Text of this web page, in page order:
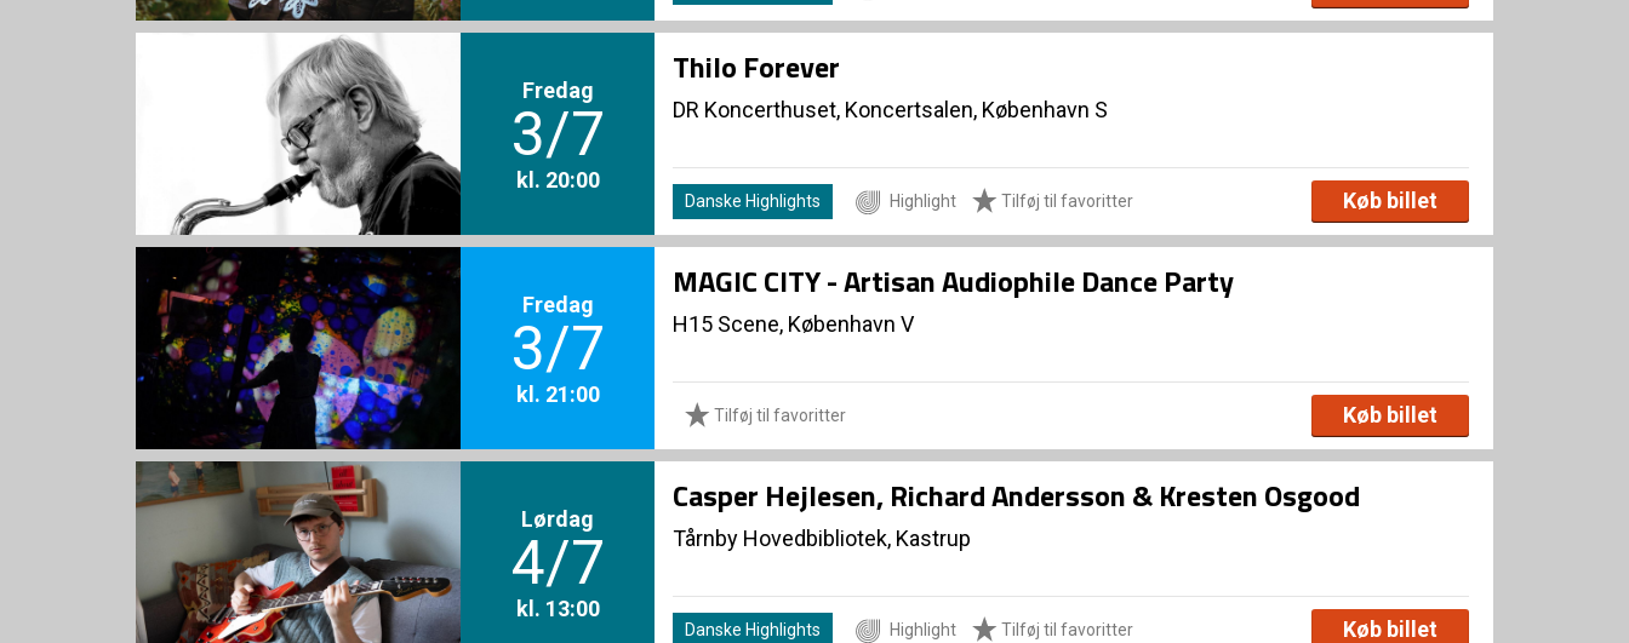
Fredag
3/7
kl. 20:00
Thilo Forever
DR Koncerthuset, Koncertsalen, København S
Danske Highlights Highlight Tilføj til favoritter Køb billet
Fredag
3/7
kl. 21:00
MAGIC CITY - Artisan Audiophile Dance Party
H15 Scene, København V
Tilføj til favoritter Køb billet
Lørdag
4/7
kl. 13:00
Casper Hejlesen, Richard Andersson & Kresten Osgood
Tårnby Hovedbibliotek, Kastrup
Danske Highlights Highlight Tilføj til favoritter Køb billet